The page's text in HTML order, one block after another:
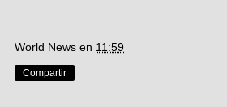
World News en 11:59
Compartir